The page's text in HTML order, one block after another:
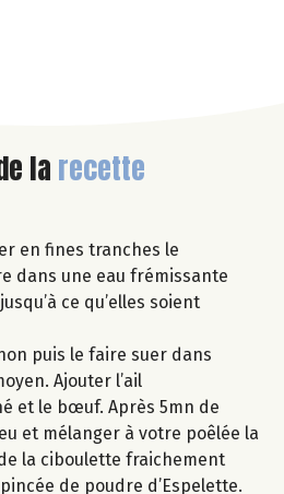
larecette
en fines tranches le
dans une eau frémissante
ce qu’elles soient
puis le faire suer dans
Ajouter l’ail
et le bœuf. Après 5mn de
et mélanger à votre poêlée la
la ciboulette fraichement
de poudre d’Espelette.